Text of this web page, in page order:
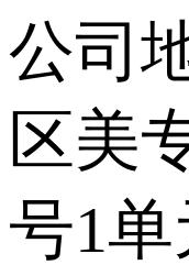
公司
区美
号1单